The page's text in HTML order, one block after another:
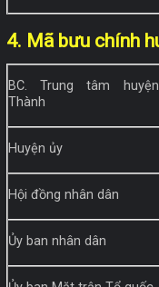
4. Mã bưu chính
BC. Trung tâm
Thành
Huyện ủy
Hội đồng nhân dân
Ủy ban nhân dân